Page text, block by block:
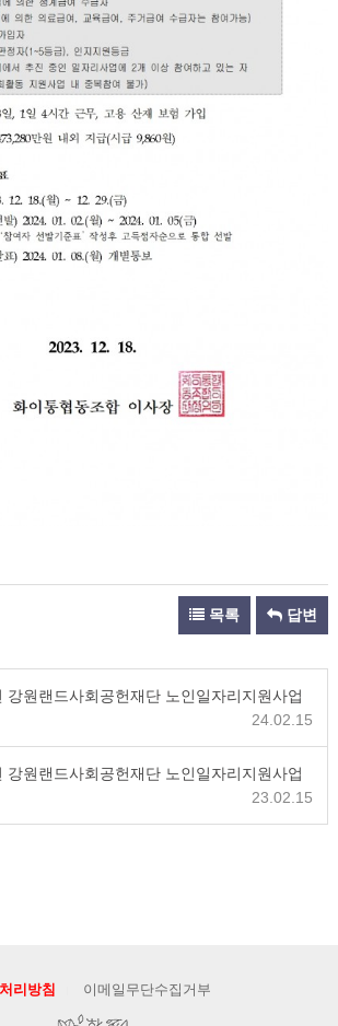
목록 답변
강원랜드사회공헌재단 노인일자리지원사업
24.02.15
강원랜드사회공헌재단 노인일자리지원사업
23.02.15
리방침 이메일무단수집거부